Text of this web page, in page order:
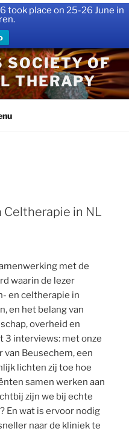
took place on 25-26 June in
SOCIETY OF
THERAPY
Celtherapie in NL
met de
waarin de lezer
en celtherapie in
en het belang van
overheid en
3 interviews: met onze
Beusechem, een
lichten zij toe hoe
samen werken aan
zijn we bij echte
En wat is ervoor nodig
naar de kliniek te